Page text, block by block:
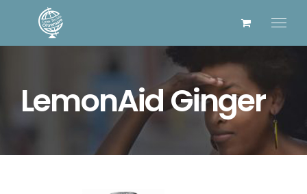
contenuto
LemonAid Ginger